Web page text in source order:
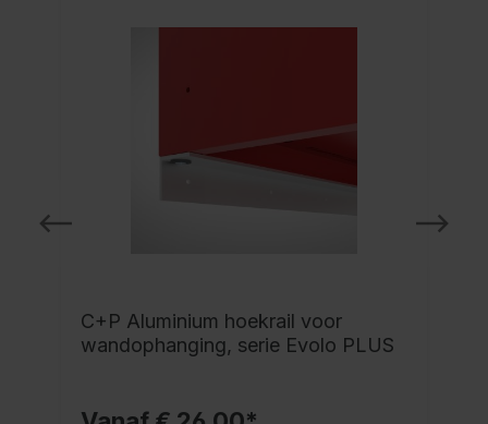
C+P Aluminium hoekrail voor
wandophanging, serie Evolo PLUS